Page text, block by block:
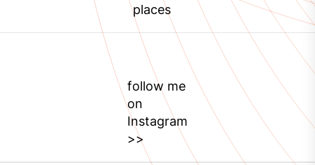
places
follow me
on
Instagram
>>